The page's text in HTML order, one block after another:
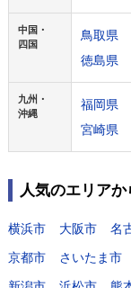
中国・
四国
鳥取県
徳島県
九州・
沖縄
福岡県
宮崎県
人気のエリア
横浜市 大阪市 名
京都市
さいたま市